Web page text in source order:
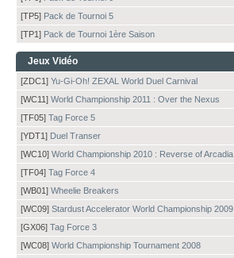
[TP5] Pack de Tournoi 5
[TP1] Pack de Tournoi 1ère Saison
Jeux Vidéo
[ZDC1] Yu-Gi-Oh! ZEXAL World Duel Carnival
[WC11] World Championship 2011 : Over the Nexus
[TF05] Tag Force 5
[YDT1] Duel Transer
[WC10] World Championship 2010 : Reverse of Arcadia
[TF04] Tag Force 4
[WB01] Wheelie Breakers
[WC09] Stardust Accelerator World Championship 2009
[GX06] Tag Force 3
[WC08] World Championship Tournament 2008